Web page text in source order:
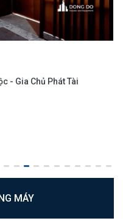
- Gia Chủ Phát Tài
MÁY